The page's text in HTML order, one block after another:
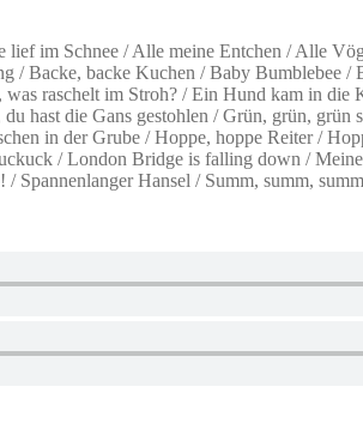
im Schnee / Alle meine Entchen / Alle
/ Backe, backe Kuchen / Baby Bumblebee
raschelt im Stroh? / Ein Hund kam in
hast die Gans gestohlen / Grün, grün,
in der Grube / Hoppe, hoppe Reiter /
/ London Bridge is falling down /
Spannenlanger Hansel / Summ, summ,